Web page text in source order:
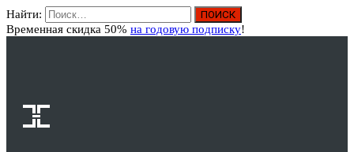
Найти:
Временная скидка 50% на годовую подписку!